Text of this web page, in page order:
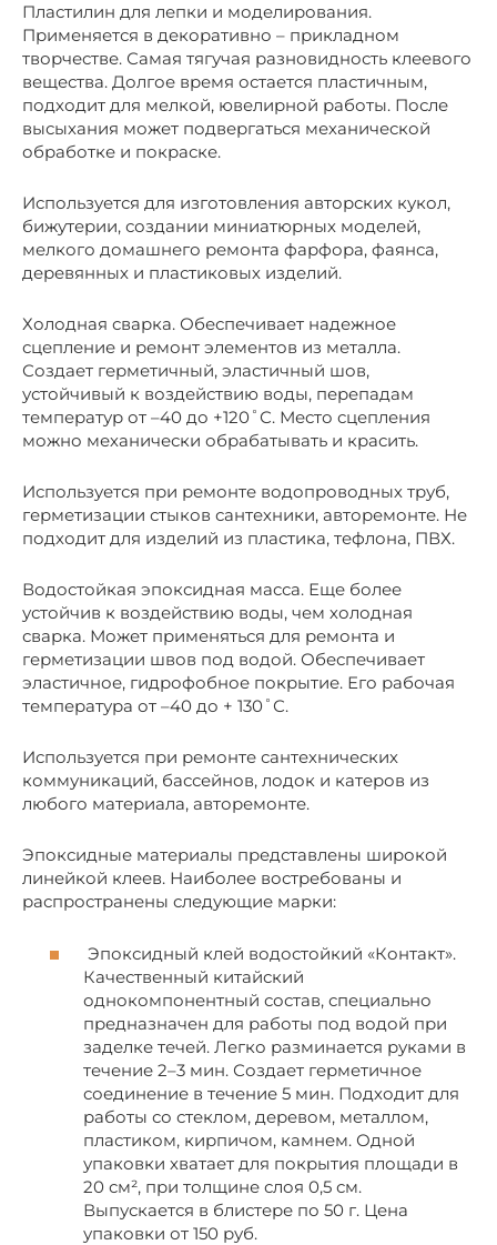
Пластилин для лепки и моделирования.
Применяется в декоративно – прикладном
творчестве. Самая тягучая разновидность клеевого
вещества. Долгое время остается пластичным,
подходит для мелкой, ювелирной работы. После
высыхания может подвергаться механической
обработке и покраске.
Используется для изготовления авторских кукол,
бижутерии, создании миниатюрных моделей,
мелкого домашнего ремонта фарфора, фаянса,
деревянных и пластиковых изделий.
Холодная сварка. Обеспечивает надежное
сцепление и ремонт элементов из металла.
Создает герметичный, эластичный шов,
устойчивый к воздействию воды, перепадам
температур от –40 до +120˚С. Место сцепления
можно механически обрабатывать и красить.
Используется при ремонте водопроводных труб,
герметизации стыков сантехники, авторемонте. Не
подходит для изделий из пластика, тефлона, ПВХ.
Водостойкая эпоксидная масса. Еще более
устойчив к воздействию воды, чем холодная
сварка. Может применяться для ремонта и
герметизации швов под водой. Обеспечивает
эластичное, гидрофобное покрытие. Его рабочая
температура от –40 до + 130˚С.
Используется при ремонте сантехнических
коммуникаций, бассейнов, лодок и катеров из
любого материала, авторемонте.
Эпоксидные материалы представлены широкой
линейкой клеев. Наиболее востребованы и
распространены следующие марки:
Эпоксидный клей водостойкий «Контакт».
Качественный китайский
однокомпонентный состав, специально
предназначен для работы под водой при
заделке течей. Легко разминается руками в
течение 2–3 мин. Создает герметичное
соединение в течение 5 мин. Подходит для
работы со стеклом, деревом, металлом,
пластиком, кирпичом, камнем. Одной
упаковки хватает для покрытия площади в
20 см², при толщине слоя 0,5 см.
Выпускается в блистере по 50 г. Цена
упаковки от 150 руб.